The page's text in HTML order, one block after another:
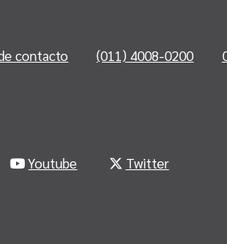
contacto (011) 4008-0200
Youtube Twitter